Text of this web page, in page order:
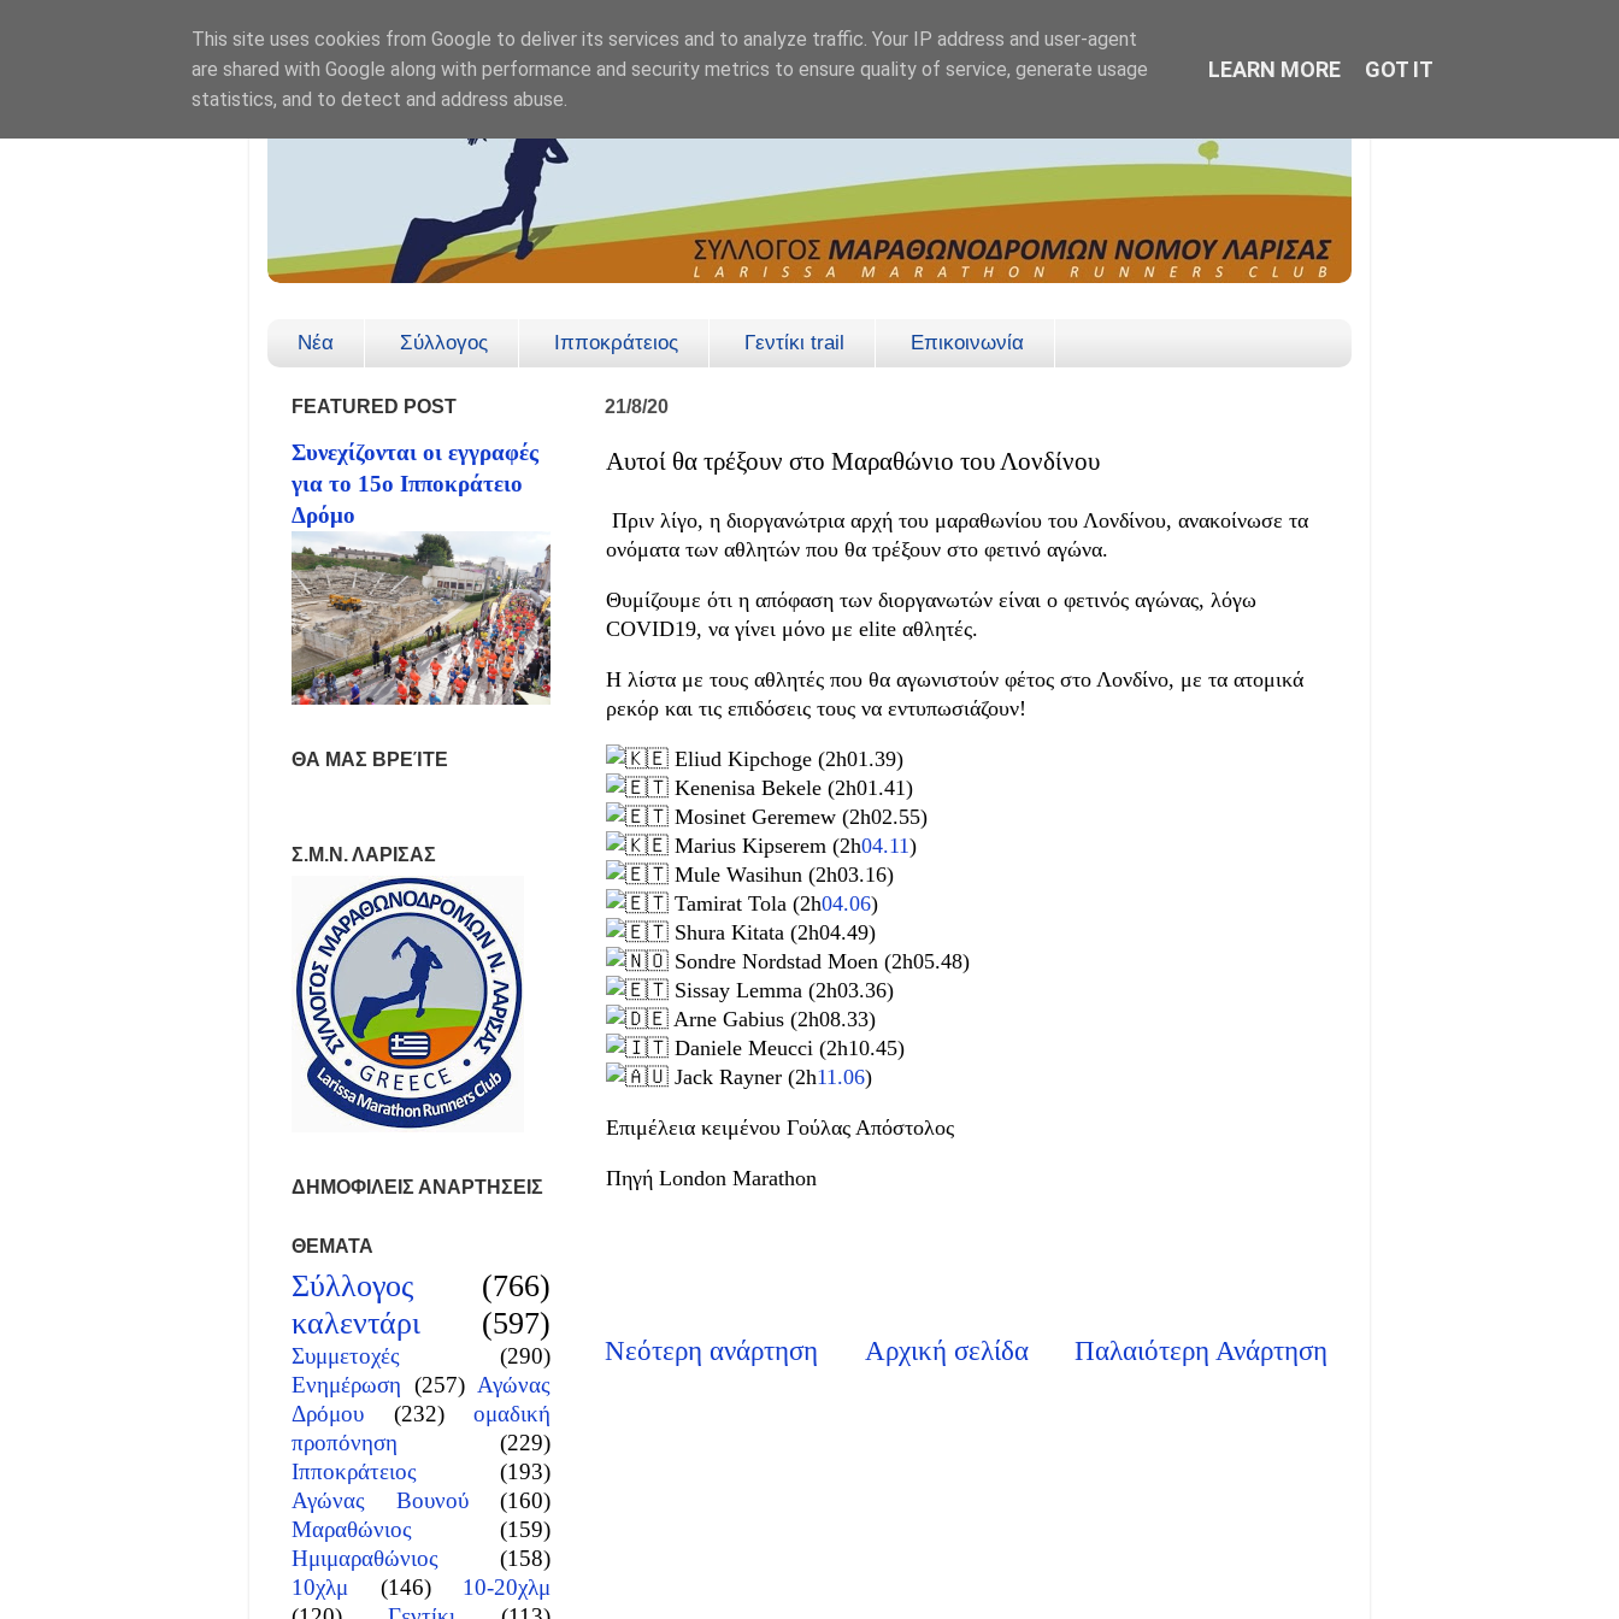
Νέα Σύλλογος Ιπποκράτειος Γεντίκι trail Επικοινωνία
21/8/20
Αυτοί θα τρέξουν στο Μαραθώνιο του Λονδίνου
Πριν λίγο, η διοργανώτρια αρχή του μαραθωνίου του Λονδίνου, ανακοίνωσε τα
ονόματα των αθλητών που θα τρέξουν στο φετινό αγώνα.
Θυμίζουμε ότι η απόφαση των διοργανωτών είναι ο φετινός αγώνας, λόγω
COVID19, να γίνει μόνο με elite αθλητές.
Η λίστα με τους αθλητές που θα αγωνιστούν φέτος στο Λονδίνο, με τα ατομικά
ρεκόρ και τις επιδόσεις τους να εντυπωσιάζουν!
Eliud Kipchoge (2h01.39)
Kenenisa Bekele (2h01.41)
Mosinet Geremew (2h02.55)
Marius Kipserem (2h04.11)
Mule Wasihun (2h03.16)
Tamirat Tola (2h04.06)
Shura Kitata (2h04.49)
Sondre Nordstad Moen (2h05.48)
Sissay Lemma (2h03.36)
Arne Gabius (2h08.33)
Daniele Meucci (2h10.45)
Jack Rayner (2h11.06)
Επιμέλεια κειμένου Γούλας Απόστολος
Πηγή London Μarathon
Νεότερη ανάρτηση Παλαιότερη Ανάρτηση
Αρχική σελίδα
FEATURED POST
Συνεχίζονται οι εγγραφές
για το 15ο Ιπποκράτειο
Δρόμο
ΘΑ ΜΑΣ ΒΡΕΊΤΕ
Σ.Μ.Ν. ΛΑΡΙΣΑΣ
ΔΗΜΟΦΙΛΕΙΣ ΑΝΑΡΤΗΣΕΙΣ
ΘΕΜΑΤΑ
Σύλλογος
(766)
καλεντάρι
(597)
Συμμετοχές
(290)
Ενημέρωση (257) Αγώνας
Δρόμου
(232)
ομαδική
προπόνηση
(229)
Ιπποκράτειος
(193)
Αγώνας Βουνού
(160)
Μαραθώνιος
(159)
Ημιμαραθώνιος
(158)
10χλμ
(146)
10-20χλμ
This site uses cookies from Google to deliver its services and to analyze traffic. Your IP address and user-agent
are shared with Google along with performance and security metrics to ensure quality of service, generate usage
statistics, and to detect and address abuse.
LEARN MORE GOT IT